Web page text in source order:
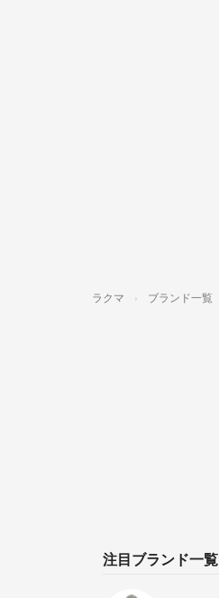
ラクマ ブランド一覧
注目ブランド一覧